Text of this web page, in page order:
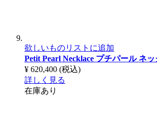
欲しいものリストに追加
Petit Pearl Necklace プチパール ネッ
¥ 620,400 (税込)
詳しく見る
在庫あり